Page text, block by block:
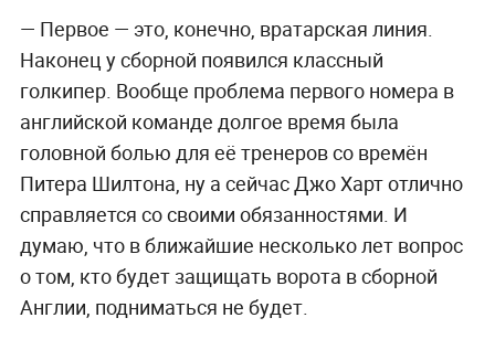
— Первое — это, конечно, вратарская линия.
Наконец у сборной появился классный
голкипер. Вообще проблема первого номера в
английской команде долгое время была
головной болью для её тренеров со времён
Питера Шилтона, ну а сейчас Джо Харт отлично
справляется со своими обязанностями. И
думаю, что в ближайшие несколько лет вопрос
о том, кто будет защищать ворота в сборной
Англии, подниматься не будет.